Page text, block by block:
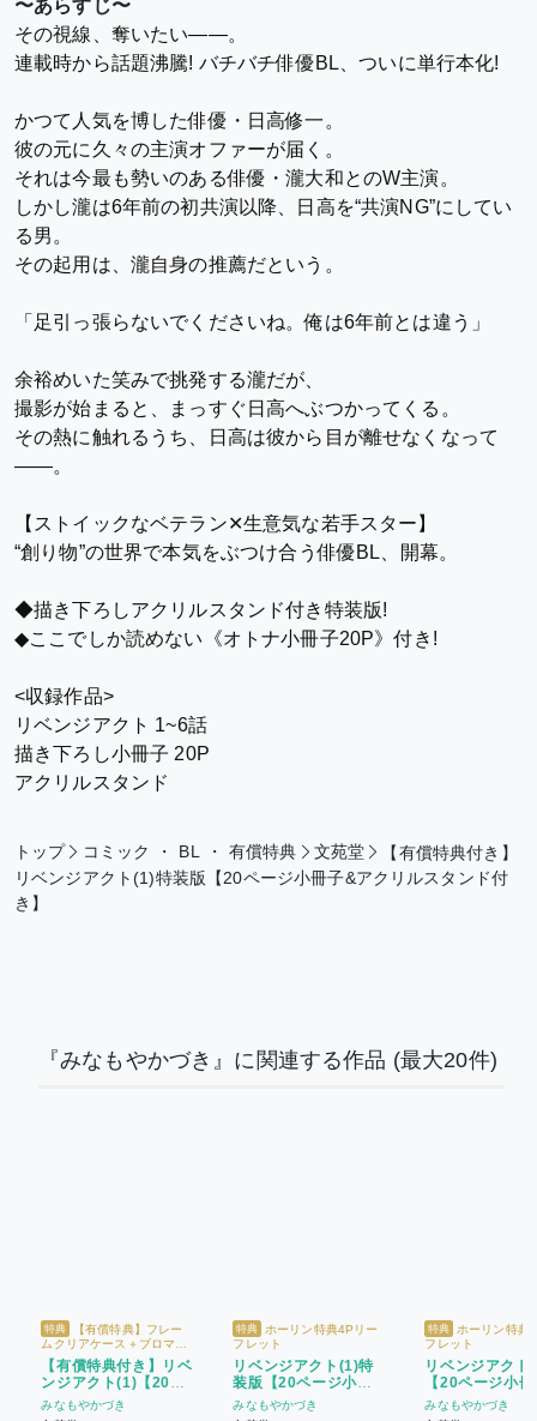
〜あらすじ〜
その視線、奪いたい――。
連載時から話題沸騰! バチバチ俳優BL、ついに単行本化!
かつて人気を博した俳優・日高修一。
彼の元に久々の主演オファーが届く。
それは今最も勢いのある俳優・瀧大和とのW主演。
しかし瀧は6年前の初共演以降、日高を“共演NG”にしてい
る男。
その起用は、瀧自身の推薦だという。
「足引っ張らないでくださいね。俺は6年前とは違う」
余裕めいた笑みで挑発する瀧だが、
撮影が始まると、まっすぐ日高へぶつかってくる。
その熱に触れるうち、日高は彼から目が離せなくなって
――。
【ストイックなベテラン✕生意気な若手スター】
“創り物”の世界で本気をぶつけ合う俳優BL、開幕。
◆描き下ろしアクリルスタンド付き特装版!
◆ここでしか読めない《オトナ小冊子20P》付き!
<収録作品>
リベンジアクト 1~6話
描き下ろし小冊子 20P
アクリルスタンド
トップ コミック ・ BL ・ 有償特典 文苑堂
【有償特典付き】
リベンジアクト(1)特装版【20ページ小冊子&アクリルスタンド付
き】
『みなもやかづき』に関連する作品 (最大20件)
特典
【有償特典】フレー
ムクリアケース＋ブロマイ
ドセット + ホーリン特典4P
リーフレット
【有償特典付き】リベ
ンジアクト(1)【20ペ
ージ小冊子付き】
みなもやかづき
特典
ホーリン特典4Pリー
フレット
リベンジアクト(1)特
装版【20ページ小冊
子&アクリルスタンド
付き】
みなもやかづき
特典
ホーリン特典
フレット
リベンジアクト
【20ページ小
き】
みなもやかづき